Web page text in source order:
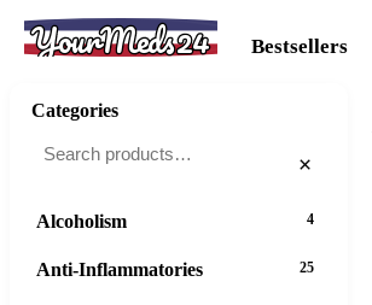
YourMeds24 Bestsellers
Categories
×
Alcoholism 4
Anti-Inflammatories 25